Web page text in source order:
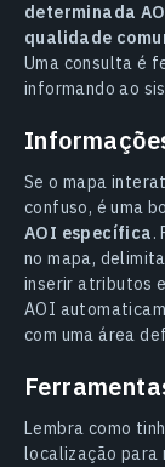
determinada
qualidade
Uma consulta é
informando ao
Se o mapa
confuso, é uma
AOI específica.
no mapa,
inserir atributos
AOI
com uma área
Lembra como
localização para